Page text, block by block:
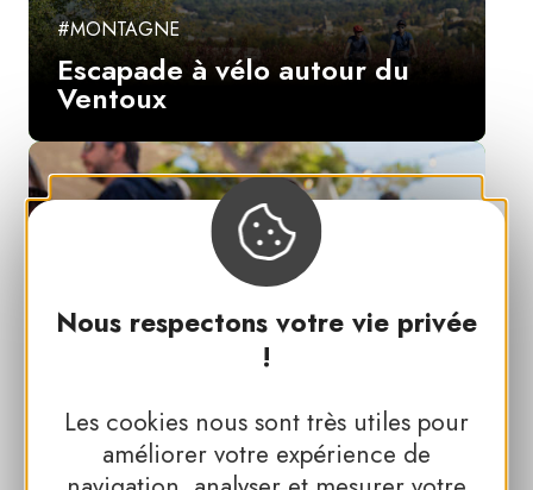
Nous respectons votre vie privée
!
Les cookies nous sont très utiles pour
améliorer votre expérience de
#MONTAGNE
Escapade à vélo autour du
Ventoux
#EN COUPLE
Itinérance gourmande au